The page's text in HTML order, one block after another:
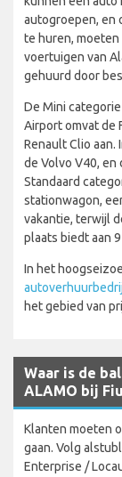
autogroepen, en
te huren,
voertuigen van
gehuurd door
De Mini
Airport omvat de
Renault Clio
de Volvo V40, en
Standaard
stationwagon,
vakantie, terwijl
plaats biedt aan
In het
het gebied van
Waar is de
ALAMO bij
Klanten moeten
gaan. Volg
Enterprise /